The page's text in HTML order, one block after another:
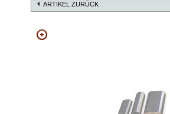
ARTIKEL ZURÜCK